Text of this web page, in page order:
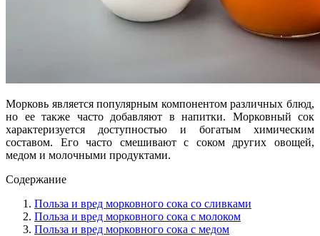
Морковь является популярным компонентом различных блюд,
но ее также часто добавляют в напитки. Морковный сок
характеризуется доступностью и богатым химическим
составом. Его часто смешивают с соком других овощей,
медом и молочными продуктами.
Содержание
Польза и вред морковного сока со сливками
Польза и вред морковного сока с молоком
Польза и вред морковного сока с медом